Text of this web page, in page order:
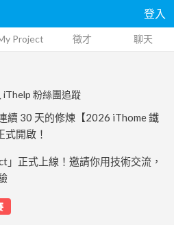
登入
Project 徵才 聊天
iThelp 粉絲團追蹤
續 30 天的修煉【2026 iThome 鐵
式開啟！
正式上線！邀請你用技術交流，